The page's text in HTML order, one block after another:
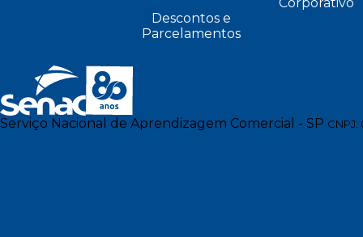
Descontos e
Parcelamentos
Serviço Nacional de Aprendizagem Comercial - SP